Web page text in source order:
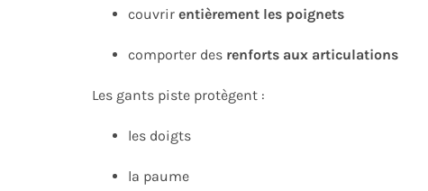
couvrir entièrement les poignets
comporter des renforts aux articulations
Les gants piste protègent :
les doigts
la paume